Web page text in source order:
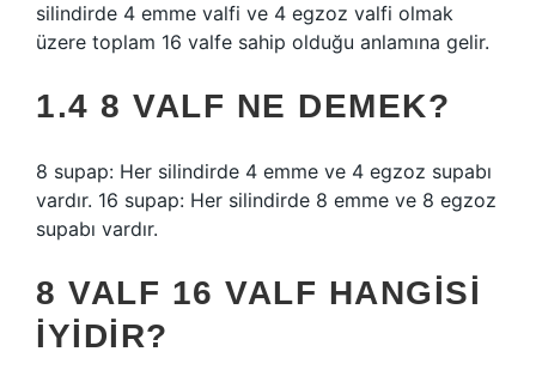
silindirde 4 emme valfi ve 4 egzoz valfi olmak
üzere toplam 16 valfe sahip olduğu anlamına gelir.
1.4 8 VALF NE DEMEK?
8 supap: Her silindirde 4 emme ve 4 egzoz supabı
vardır. 16 supap: Her silindirde 8 emme ve 8 egzoz
supabı vardır.
8 VALF 16 VALF HANGISI
IYIDIR?